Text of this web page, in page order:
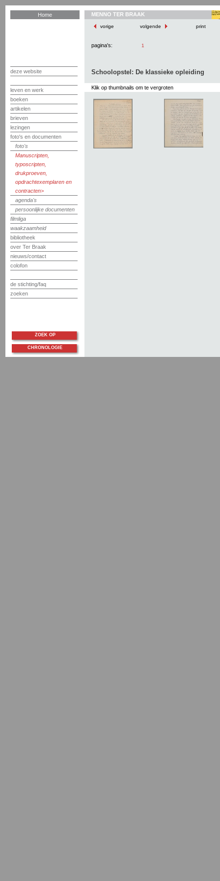
Home
deze website
leven en werk
boeken
artikelen
brieven
lezingen
foto's en documenten
foto's
Manuscripten,
typoscripten,
drukproeven,
opdrachtexemplaren en
contracten
agenda's
persoonlijke documenten
filmliga
waakzaamheid
bibliotheek
over Ter Braak
nieuws/contact
colofon
de stichting/faq
zoeken
MENNO TER BRAAK
vorige volgende print
pagina's: 1
Schoolopstel: De klassieke opleiding
Klik op thumbnails om te vergroten
ZOEK OP
CHRONOLOGIE